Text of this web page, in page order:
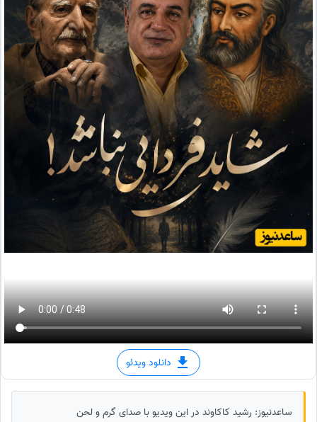
دانلود ویدئو
ساعدنیوز: رشید کاکاوند در این ویدیو با صدای گرم و لحن